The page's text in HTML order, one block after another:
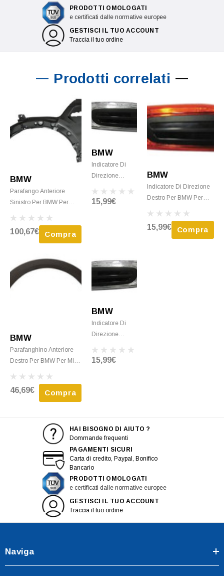
PRODOTTI OMOLOGATI
e certificati dalle normative europee
GESTISCI IL TUO ACCOUNT
Traccia il tuo ordine
Prodotti correlati
BMW
Parafango Anteriore
Sinistro Per BMW Per
Con Fori Per Indicatore Di
Direzione E Parafanghino
100,67€ Compra
BMW
Indicatore Di
Direzione
Per MINI
15,99€
BMW
Indicatore Di Direzione
Destro Per BMW Per
One/Cooper Dal 2014
Arancio Nuovo
15,99€ Compra
BMW
Parafanghino Anteriore
Destro Per BMW Per MINI
2014 Nero Nuovo
46,69€ Compra
BMW
Indicatore Di
Direzione
BMW Per MINI
15,99€
HAI BISOGNO DI AIUTO ?
Dommande frequenti
PAGAMENTI SICURI
Carta di credito, Paypal, Bonifico
Bancario
PRODOTTI OMOLOGATI
e certificati dalle normative europee
GESTISCI IL TUO ACCOUNT
Traccia il tuo ordine
Naviga